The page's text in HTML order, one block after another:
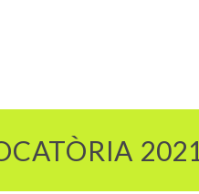
2021